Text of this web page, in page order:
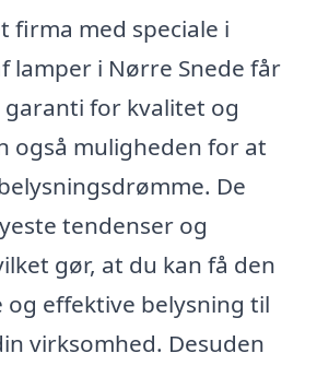
firma med speciale i
lamper i Nørre Snede får
garanti for kvalitet og
også muligheden for at
De
tendenser og
gør, at du kan få den
effektive belysning til
virksomhed. Desuden